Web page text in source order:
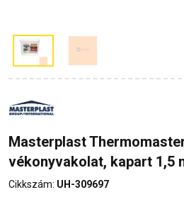
Masterplast
vékonyvakolat, kapart 1,5
Cikkszám: UH-309697